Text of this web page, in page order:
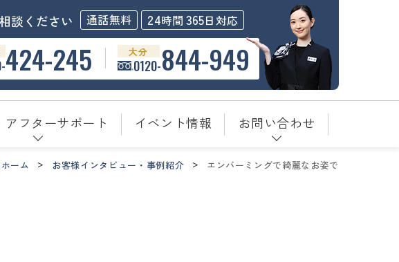
談ください 通話無料 24時間 365日対応
424-245 大分
0120-844-949
アフターサポート イベント情報 お問い合わせ
ホーム お客様インタビュー・事例紹介 エンバーミングで綺麗なお姿で